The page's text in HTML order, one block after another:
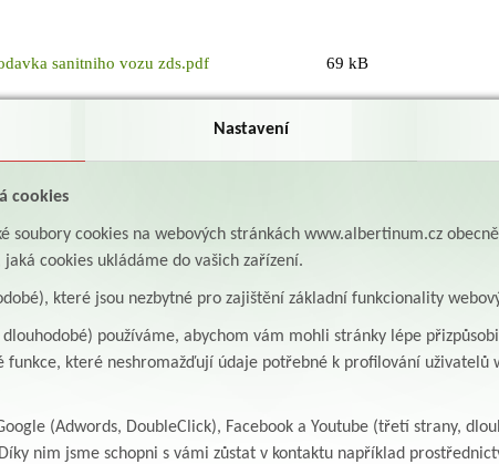
sanitniho vozu zds.pdf
69 kB
Nastavení
cookies
soubory cookies na webových stránkách www.albertinum.cz
cookies ukládáme do vašich zařízení.
které jsou nezbytné pro zajištění základní funkcionality
používáme, abychom vám mohli stránky lépe
funkce, které neshromažďují údaje potřebné k profilování uživatelů
(Adwords, DoubleClick), Facebook a Youtube (třetí strany,
nim jsme schopni s vámi zůstat v kontaktu například